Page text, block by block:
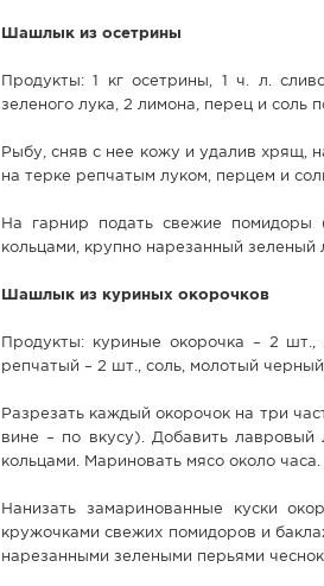
Шашлык из осетрины
Продукты: 1 кг осетрины, 1 ч. л.
зеленого лука, 2 лимона, перец и соль
Рыбу, сняв с нее кожу и удалив хрящ,
на терке репчатым луком, перцем и
На гарнир подать свежие
кольцами, крупно нарезанный зеленый
Шашлык из куриных окорочков
Продукты: куриные окорочка – 2
репчатый – 2 шт., соль, молотый
Разрезать каждый окорочок на три
вине – по вкусу). Добавить лавровый
кольцами. Мариновать мясо около часа.
Нанизать замаринованные куски
кружочками свежих помидоров и
нарезанными зелеными перьями